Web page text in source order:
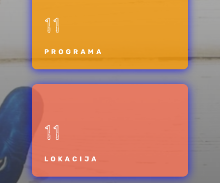
11
PROGRAMA
11
LOKACIJA